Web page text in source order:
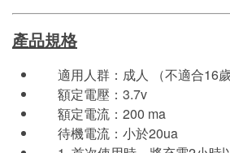
產品規格
適用人群：成人 （不適合16
額定電壓：3.7v
額定電流：200 ma
待機電流：小於20ua